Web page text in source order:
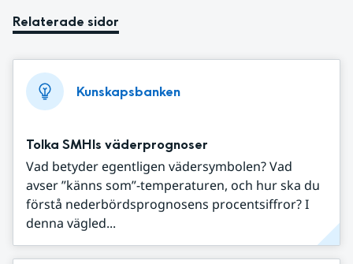
Relaterade sidor
Kunskapsbanken
Tolka SMHIs väderprognoser
Vad betyder egentligen vädersymbolen? Vad
avser ”känns som”-temperaturen, och hur ska du
förstå nederbördsprognosens procentsiffror? I
denna vägled...